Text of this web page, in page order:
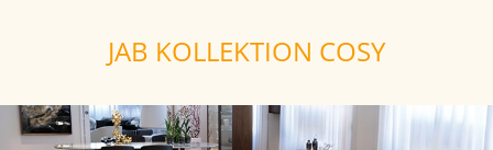
JAB KOLLEKTION COSY